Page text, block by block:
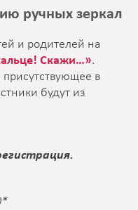
ручных зеркал
и родителей на
Скажи…».
присутствующее в
будут из